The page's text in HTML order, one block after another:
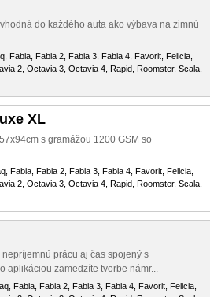
do každého auta ako výbava na zimnú
Fabia, Fabia 2, Fabia 3, Fabia 4, Favorit, Felicia,
2, Octavia 3, Octavia 4, Rapid, Roomster, Scala,
XL
s gramážou 1200 GSM so
Fabia, Fabia 2, Fabia 3, Fabia 4, Favorit, Felicia,
2, Octavia 3, Octavia 4, Rapid, Roomster, Scala,
prácu aj čas spojený s
aplikáciou zamedzíte tvorbe námr...
Fabia, Fabia 2, Fabia 3, Fabia 4, Favorit, Felicia,